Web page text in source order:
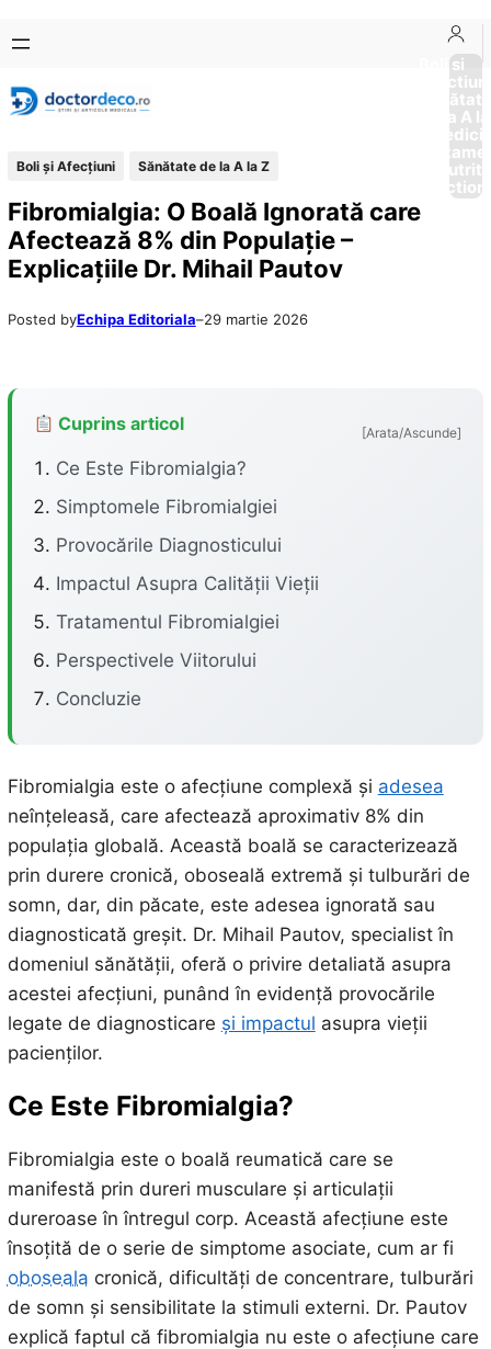
conținut
content
Boli si
Afectiuni
Sănătate
de la A
Boli și Afecțiuni Sănătate de la A la Z
Fibromialgia: O Boală Ignorată care
Afectează 8% din Populație –
Explicațiile Dr. Mihail Pautov
Posted byEchipa Editoriala–29 martie 2026
Cuprins articol [Arata/Ascunde]
Ce Este Fibromialgia?
Simptomele Fibromialgiei
Provocările Diagnosticului
Impactul Asupra Calității Vieții
Tratamentul Fibromialgiei
Perspectivele Viitorului
Concluzie
Fibromialgia este o afecțiune complexă și adesea
neînțeleasă, care afectează aproximativ 8% din
populația globală. Această boală se caracterizează
prin durere cronică, oboseală extremă și tulburări de
somn, dar, din păcate, este adesea ignorată sau
diagnosticată greșit. Dr. Mihail Pautov, specialist în
domeniul sănătății, oferă o privire detaliată asupra
acestei afecțiuni, punând în evidență provocările
legate de diagnosticare și impactul asupra vieții
pacienților.
Ce Este Fibromialgia?
Fibromialgia este o boală reumatică care se
manifestă prin dureri musculare și articulații
dureroase în întregul corp. Această afecțiune este
însoțită de o serie de simptome asociate, cum ar fi
oboseala cronică, dificultăți de concentrare, tulburări
de somn și sensibilitate la stimuli externi. Dr. Pautov
explică faptul că fibromialgia nu este o afecțiune care